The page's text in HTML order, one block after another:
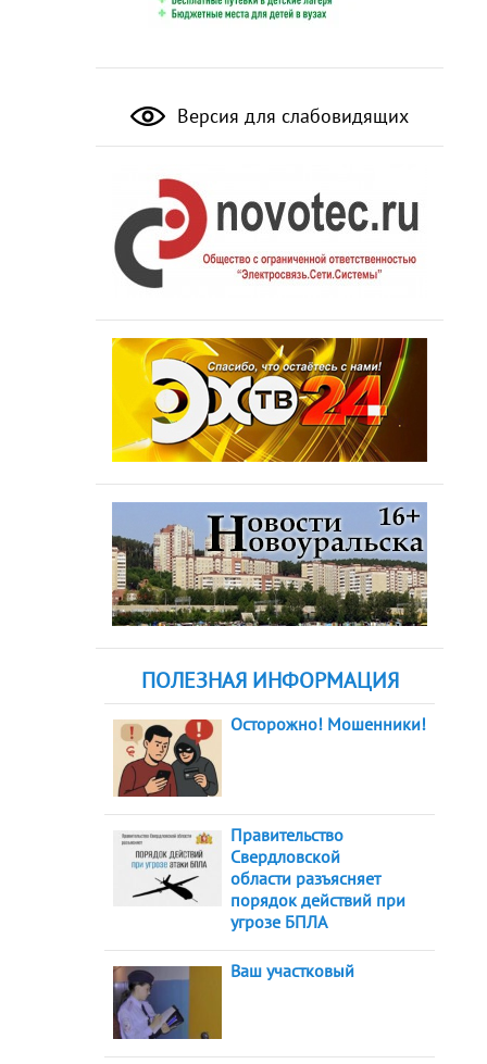
Версия для слабовидящих
ПОЛЕЗНАЯ ИНФОРМАЦИЯ
Осторожно! Мошенники!
Правительство
Свердловской
области разъясняет
порядок действий при
угрозе БПЛА
Ваш участковый